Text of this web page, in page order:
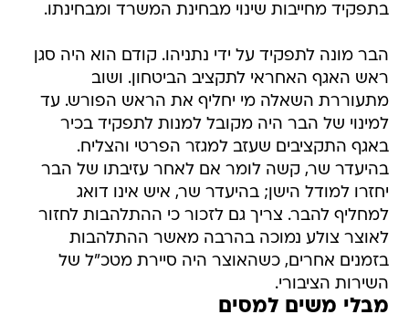
בתפקיד מחייבות שינוי מבחינת המשרד ומבחינתו.
הבר מונה לתפקיד על ידי נתניהו. קודם הוא היה סגן
ראש האגף האחראי לתקציב הביטחון. ושוב
מתעוררת השאלה מי יחליף את הראש הפורש. עד
למינוי של הבר היה מקובל למנות לתפקיד בכיר
באגף התקציבים שעזב למגזר הפרטי והצליח.
בהיעדר שר, קשה לומר אם לאחר עזיבתו של הבר
יחזרו למודל הישן; בהיעדר שר, איש אינו דואג
למחליף להבר. צריך גם לזכור כי ההתלהבות לחזור
לאוצר צולע נמוכה בהרבה מאשר ההתלהבות
בזמנים אחרים, כשהאוצר היה סיירת מטכ"ל של
השירות הציבורי.
מבלי משים למסים